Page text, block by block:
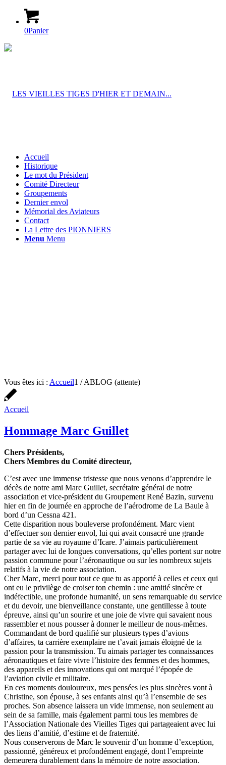
0Panier
Accueil
Historique
Le mot du Président
Comité Directeur
Groupements
Dernier envol
Mémorial des Aviateurs
Contact
La Lettre des PIONNIERS
Menu Menu
Vous êtes ici : Accueil1 / ABLOG (attente)
Accueil
Hommage Marc Guillet
Chers Présidents,
Chers Membres du Comité directeur,
C’est avec une immense tristesse que nous venons d’apprendre le
décès de notre ami Marc Guillet, secrétaire général de notre
association et vice-président du Groupement René Bazin, survenu
hier en fin de journée en approche de l’aérodrome de La Baule à
bord d’un Cessna 421.
Cette disparition nous bouleverse profondément. Marc vient
d’effectuer son dernier envol, lui qui avait consacré une grande
partie de sa vie au royaume d’Icare. J’aimais particulièrement
partager avec lui de longues conversations, qu’elles portent sur notre
passion commune pour l’aéronautique ou sur les nombreux sujets
relatifs à la vie de notre association.
Cher Marc, merci pour tout ce que tu as apporté à celles et ceux qui
ont eu le privilège de croiser ton chemin : une amitié sincère et
indéfectible, une profonde humanité, un sens remarquable du service
et du devoir, une bienveillance constante, une gentillesse à toute
épreuve, ainsi qu’un sourire et une joie de vivre qui savaient nous
rassembler et nous pousser à donner le meilleur de nous-mêmes.
Commandant de bord qualifié sur plusieurs types d’avions
d’affaires, ta carrière exemplaire ne t’avait jamais éloigné de ta
passion pour la transmission. Tu aimais partager tes connaissances
aéronautiques et faire vivre l’histoire des femmes et des hommes,
des appareils et des innovations qui ont marqué l’épopée de
l’aviation civile et militaire.
En ces moments douloureux, mes pensées les plus sincères vont à
Christine, son épouse, à ses enfants ainsi qu’à l’ensemble de ses
proches. Son absence laissera un vide immense, non seulement au
sein de sa famille, mais également parmi tous les membres de
l’Association Nationale des Vieilles Tiges qui partageaient avec lui
des liens d’amitié, d’estime et de fraternité.
Nous conserverons de Marc le souvenir d’un homme d’exception,
passionné, généreux et profondément engagé, dont l’empreinte
demeurera durablement dans la mémoire de notre association.